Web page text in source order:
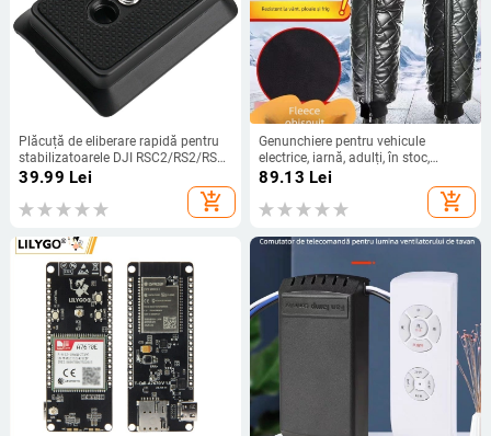
Plăcuță de eliberare rapidă pentru
stabilizatoarele DJI RSC2/RS2/RS3
– aliaj de aluminiu, capacitate 2–5
39.99 Lei
add_shopping_cart
Genunchiere pentru vehicule
electrice, iarnă, adulți, în stoc,
toamnă 2025
89.13 Lei
add_shopping_cart